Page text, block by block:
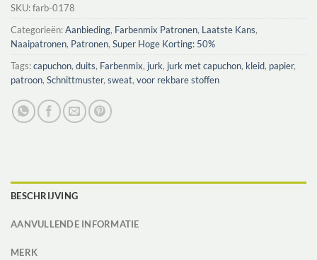
SKU:farb-0178
Categorieën:Aanbieding, Farbenmix Patronen, Laatste Kans,
Naaipatronen, Patronen, Super Hoge Korting: 50%
Tags:capuchon, duits, Farbenmix, jurk, jurk met capuchon, kleid, papier,
patroon, Schnittmuster, sweat, voor rekbare stoffen
BESCHRIJVING
AANVULLENDE INFORMATIE
MERK